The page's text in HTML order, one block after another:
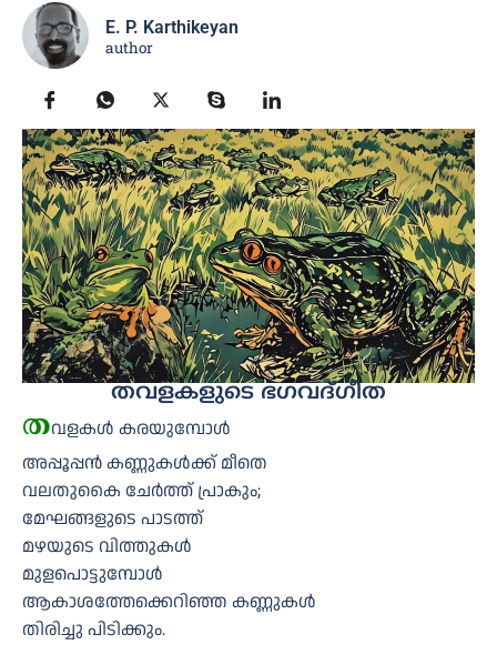
E. P. Karthikeyan
author
തവളകളുടെ ഭഗവദ്ഗീത
തവളകള്‍ കരയുമ്പോള്‍
അപ്പൂപ്പന്‍ കണ്ണുകള്‍ക്ക് മീതെ
വലതുകൈ ചേര്‍ത്ത് പ്രാകും;
മേഘങ്ങളുടെ പാടത്ത്
മഴയുടെ വിത്തുകള്‍
മുളപൊട്ടുമ്പോള്‍
ആകാശത്തേക്കെറിഞ്ഞ കണ്ണുകള്‍
തിരിച്ചു പിടിക്കും.